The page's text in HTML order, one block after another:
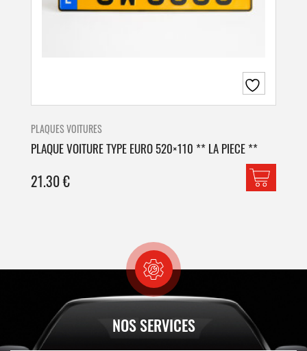
PLAQUES VOITURES
PLAQUE VOITURE TYPE EURO 520×110 ** LA PIECE **
21.30€
NOS SERVICES